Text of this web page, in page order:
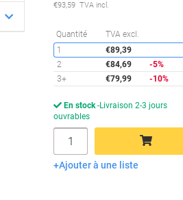
€93,59 TVA incl.
Quantité TVA excl.
1
€89,39
2
€84,69
-5%
3+
€79,99 -10%
En stock Livraison 2-3 jours
ouvrables
Quantité
Ajouter au panier
Ajouter à une liste